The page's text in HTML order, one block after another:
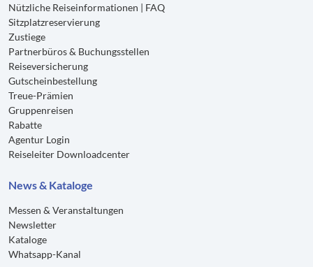
Nützliche Reiseinformationen | FAQ
Sitzplatzreservierung
Zustiege
Partnerbüros & Buchungsstellen
Reiseversicherung
Gutscheinbestellung
Treue-Prämien
Gruppenreisen
Rabatte
Agentur Login
Reiseleiter Downloadcenter
News & Kataloge
Messen & Veranstaltungen
Newsletter
Kataloge
Whatsapp-Kanal